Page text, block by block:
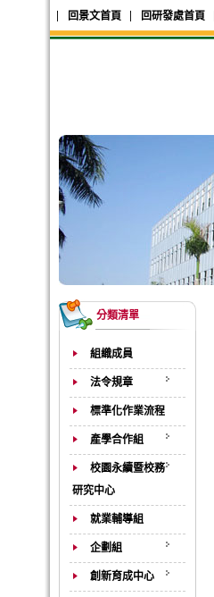
回景文首頁 回研發處首頁
分類清單
組織成員
法令規章
標準化作業流程
產學合作組
校園永續暨校務
研究中心
就業輔導組
企劃組
創新育成中心